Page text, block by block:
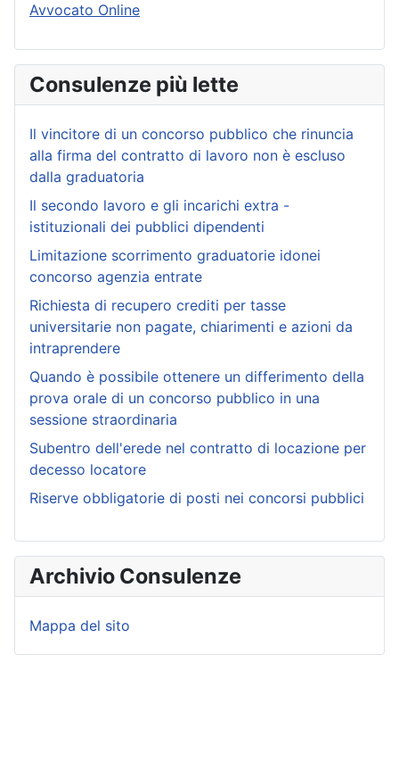
Avvocato Online
Consulenze più lette
Il vincitore di un concorso pubblico che rinuncia
alla firma del contratto di lavoro non è escluso
dalla graduatoria
Il secondo lavoro e gli incarichi extra -
istituzionali dei pubblici dipendenti
Limitazione scorrimento graduatorie idonei
concorso agenzia entrate
Richiesta di recupero crediti per tasse
universitarie non pagate, chiarimenti e azioni da
intraprendere
Quando è possibile ottenere un differimento della
prova orale di un concorso pubblico in una
sessione straordinaria
Subentro dell'erede nel contratto di locazione per
decesso locatore
Riserve obbligatorie di posti nei concorsi pubblici
Archivio Consulenze
Mappa del sito